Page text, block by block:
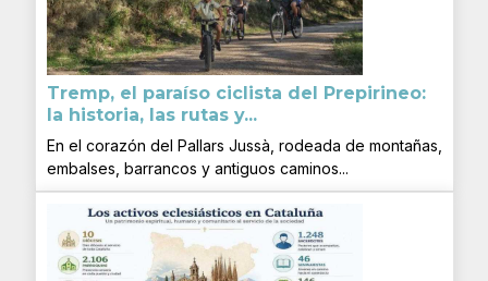
Tremp, el paraíso ciclista del Prepirineo:
la historia, las rutas y...
En el corazón del Pallars Jussà, rodeada de montañas,
embalses, barrancos y antiguos caminos...